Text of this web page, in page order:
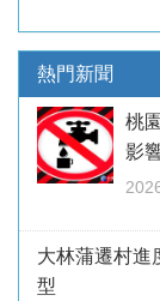
熱門新聞
桃
影
大林蒲遷村
型